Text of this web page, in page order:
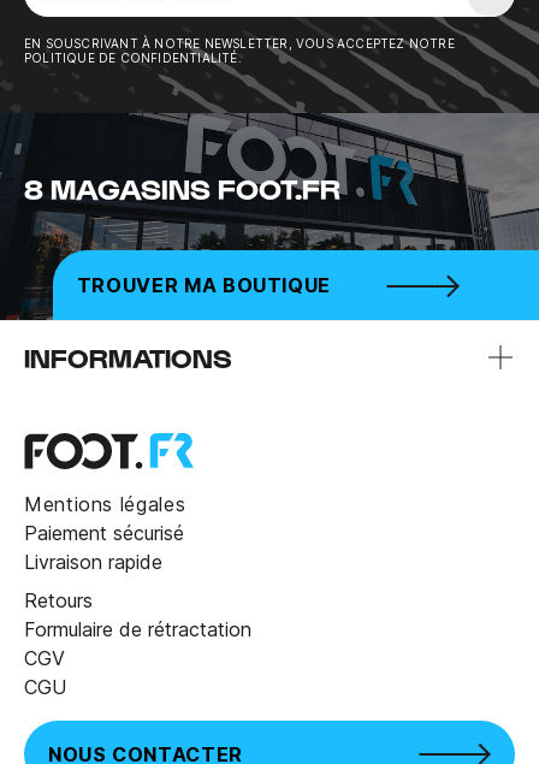
EN SOUSCRIVANT À NOTRE NEWSLETTER, VOUS ACCEPTEZ NOTRE
POLITIQUE DE CONFIDENTIALITÉ.
8 MAGASINS FOOT.FR
TROUVER MA BOUTIQUE
INFORMATIONS
Mentions légales
Paiement sécurisé
Livraison rapide
Retours
Formulaire de rétractation
CGV
CGU
NOUS CONTACTER